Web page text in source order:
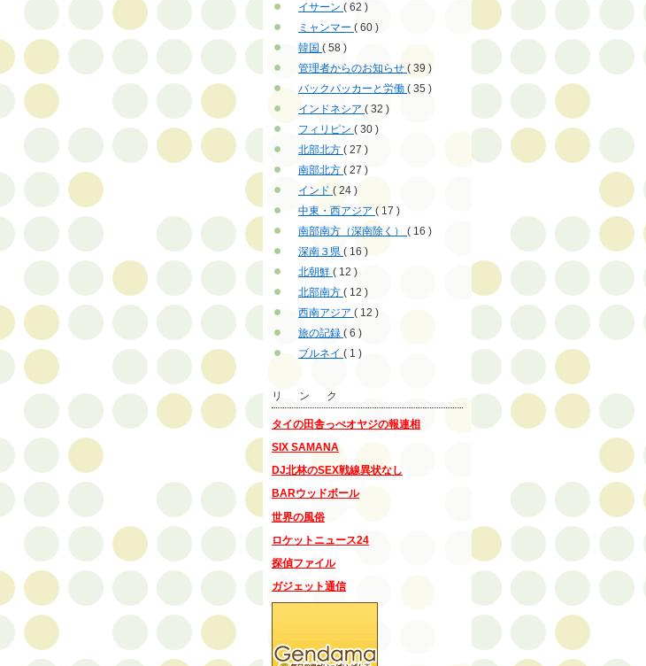
イサーン ( 62 )
ミャンマー ( 60 )
韓国 ( 58 )
管理者からのお知らせ ( 39 )
バックパッカーと労働 ( 35 )
インドネシア ( 32 )
フィリピン ( 30 )
北部北方 ( 27 )
南部北方 ( 27 )
インド ( 24 )
中東・西アジア ( 17 )
南部南方（深南除く） ( 16 )
深南３県 ( 16 )
北朝鮮 ( 12 )
北部南方 ( 12 )
西南アジア ( 12 )
旅の記録 ( 6 )
ブルネイ ( 1 )
リ ン ク
タイの田舎っぺオヤジの報連相
SIX SAMANA
DJ北林のSEX戦線異状なし
BARウッドボール
世界の風俗
ロケットニュース24
探偵ファイル
ガジェット通信